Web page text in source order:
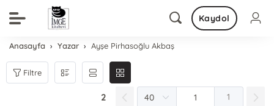
Kaydol
Anasayfa Yazar Ayşe Pirhasoğlu Akbaş
Filtre
2 1